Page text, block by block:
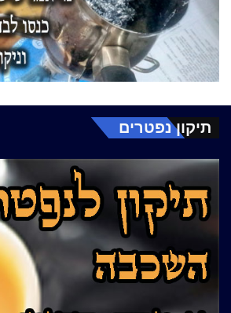
תיקון נפטרים